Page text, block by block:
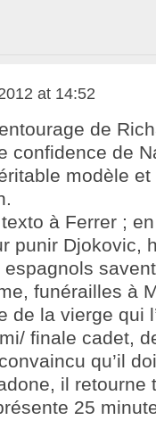
at 14:52
de
confidence de
modèle et
à Ferrer ;
punir Djokovic,
funérailles à
de la vierge qui
finale cadet,
qu’il
il retourne
25